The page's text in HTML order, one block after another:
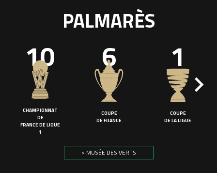
PALMARÈS
10
CHAMPIONNAT
DE
FRANCE DE LIGUE
1
6
COUPE
DE FRANCE
1
COUPE
DE LA LIGUE
> MUSÉE DES VERTS